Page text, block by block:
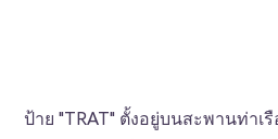
ป้าย "TRAT" ตั้งอยู่บนสะพานท่าเ